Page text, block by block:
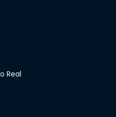
Real